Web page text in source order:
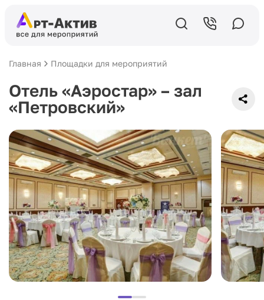
Главная Площадки для мероприятий
Отель «Аэростар» – зал
«Петровский»